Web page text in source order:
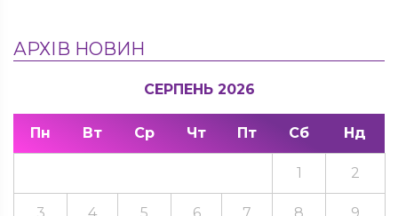
АРХІВ НОВИН
СЕРПЕНЬ 2026
Пн Вт Ср Чт Пт Сб Нд
1 2